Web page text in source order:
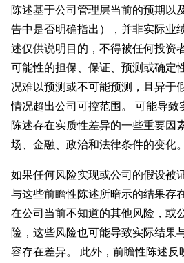
陈述基于公司管理层当前的预期以
告中是否明确指出），并非实际业
述仅供说明目的，不得被任何投资
可能性的担保、保证、预测或确定
况难以预测或不可能预测，且异于
情况超出公司可控范围。 可能导致
陈述存在实质性差异的一些重要因
场、金融、政治和法律条件的变化。
如果任何风险实现或公司的假设被
与这些前瞻性陈述所暗示的结果存
在公司当前不知道的其他风险，或
险，这些风险也可能导致实际结果
容存在差异。 此外，前瞻性陈述